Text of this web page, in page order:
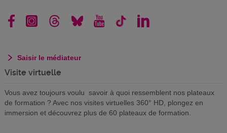
Saisir le médiateur
Visite virtuelle
Vous avez toujours voulu savoir à quoi ressemblent nos plateaux
de formation ? Avec nos visites virtuelles 360° HD, plongez en
immersion et découvrez plus de 60 plateaux de formation.